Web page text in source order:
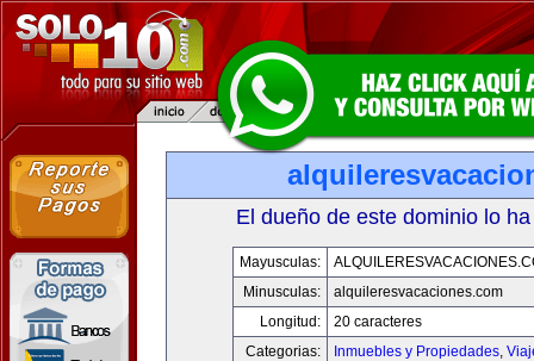
El dueño de este dominio lo
Mayusculas:
Minusculas:
alquileresvacaciones.com
Longitud:
20 caracteres
Categorias:
Inmuebles y Propiedades,